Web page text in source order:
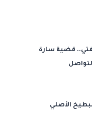
قضية سارة
الأصلي